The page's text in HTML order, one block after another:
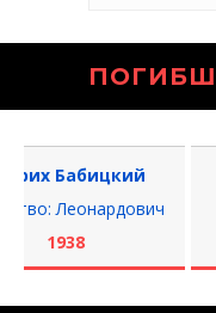
Бабицкий
Леонардович
1938